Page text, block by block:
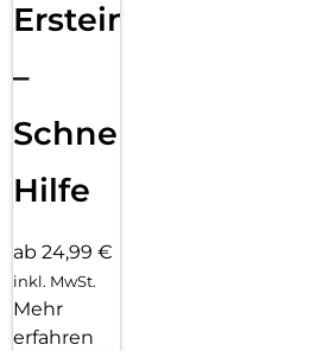
Ersteinrichtung
–
Schnelle
Hilfe
ab 24,99 €
inkl. MwSt.
Mehr
erfahren